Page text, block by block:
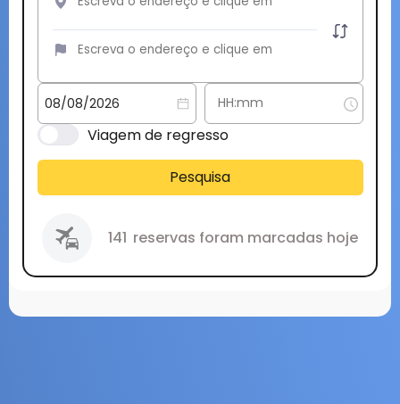
Viagem de regresso
Pesquisa
141 reservas foram marcadas hoje